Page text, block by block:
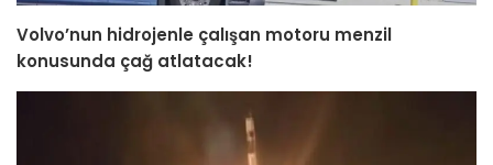
Volvo’nun hidrojenle çalışan motoru menzil
konusunda çağ atlatacak!